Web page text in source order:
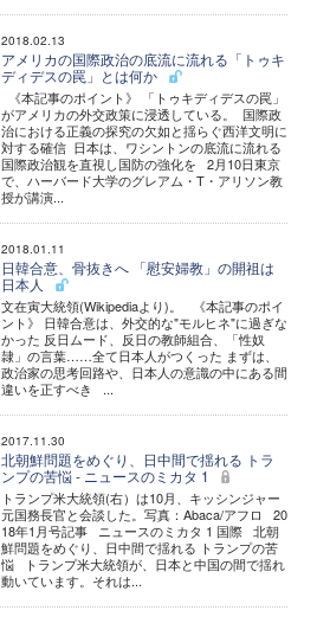
2018.02.13
アメリカの国際政治の底流に流れる「トゥキ
ディデスの罠」とは何か
《本記事のポイント》 「トゥキディデスの罠」
がアメリカの外交政策に浸透している。 国際政
治における正義の探究の欠如と揺らぐ西洋文明に
対する確信 日本は、ワシントンの底流に流れる
国際政治観を直視し国防の強化を 2月10日東京
で、ハーバード大学のグレアム・T・アリソン教
授が講演...
2018.01.11
日韓合意、骨抜きへ 「慰安婦教」の開祖は
日本人
文在寅大統領(Wikipediaより)。 《本記事のポイ
ント》 日韓合意は、外交的な"モルヒネ"に過ぎな
かった 反日ムード、反日の教師組合、「性奴
隷」の言葉……全て日本人がつくった まずは、
政治家の思考回路や、日本人の意識の中にある間
違いを正すべき ...
2017.11.30
北朝鮮問題をめぐり、日中間で揺れる トラ
ンプの苦悩 - ニュースのミカタ 1
トランプ米大統領(右）は10月、キッシンジャー
元国務長官と会談した。写真：Abaca/アフロ 20
18年1月号記事 ニュースのミカタ 1 国際 北朝
鮮問題をめぐり、日中間で揺れる トランプの苦
悩 トランプ米大統領が、日本と中国の間で揺れ
動いています。それは...